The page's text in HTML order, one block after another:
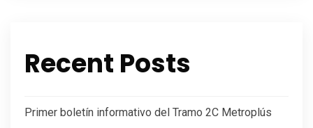
Recent Posts
Primer boletín informativo del Tramo 2C Metroplús